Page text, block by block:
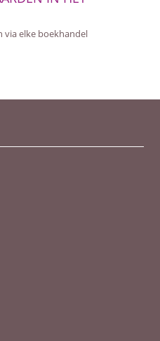
via elke boekhandel